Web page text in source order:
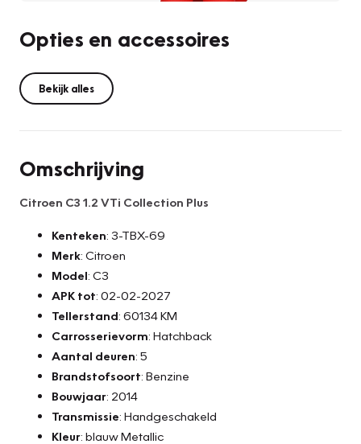
Opties en accessoires
Bekijk alles
Omschrijving
Citroen C3 1.2 VTi Collection Plus
Kenteken: 3-TBX-69
Merk: Citroen
Model: C3
APK tot: 02-02-2027
Tellerstand: 60134 KM
Carrosserievorm: Hatchback
Aantal deuren: 5
Brandstofsoort: Benzine
Bouwjaar: 2014
Transmissie: Handgeschakeld
Kleur: blauw Metallic